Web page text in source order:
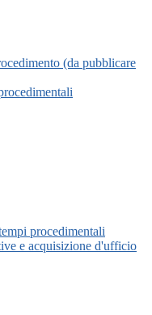
(da pubblicare
procedimentali
e acquisizione d'ufficio